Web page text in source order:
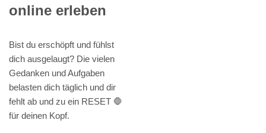
online erleben
Bist du erschöpft und fühlst
dich ausgelaugt? Die vielen
Gedanken und Aufgaben
belasten dich täglich und dir
fehlt ab und zu ein RESET 🛑
für deinen Kopf.